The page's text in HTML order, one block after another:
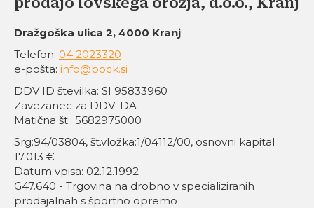
Dražgoška ulica 2, 4000 Kranj
Telefon: 04 2023320
e-pošta: info@bock.si
DDV ID številka: SI 95833960
Zavezanec za DDV: DA
Matična št.: 5682975000
Srg:94/03804, št.vložka:1/04112/00, osnovni kapital
17.013 €
Datum vpisa: 02.12.1992
G47.640 - Trgovina na drobno v specializiranih
prodajalnah s športno opremo